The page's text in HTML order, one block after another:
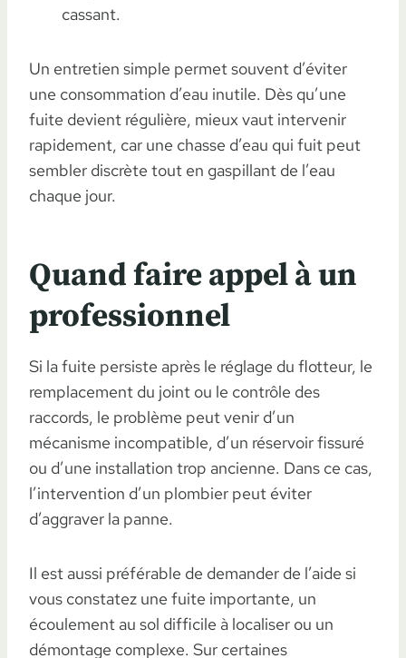
cassant.
Un entretien simple permet souvent d’éviter
une consommation d’eau inutile. Dès qu’une
fuite devient régulière, mieux vaut intervenir
rapidement, car une chasse d’eau qui fuit peut
sembler discrète tout en gaspillant de l’eau
chaque jour.
Quand faire appel à un
professionnel
Si la fuite persiste après le réglage du flotteur, le
remplacement du joint ou le contrôle des
raccords, le problème peut venir d’un
mécanisme incompatible, d’un réservoir fissuré
ou d’une installation trop ancienne. Dans ce cas,
l’intervention d’un plombier peut éviter
d’aggraver la panne.
Il est aussi préférable de demander de l’aide si
vous constatez une fuite importante, un
écoulement au sol difficile à localiser ou un
démontage complexe. Sur certaines